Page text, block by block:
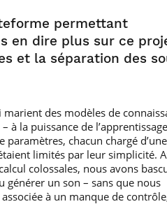
permettant
en dire plus sur ce
et la séparation des
des modèles de
à la puissance de
chacun chargé d’une
limités par leur simplicité.
colossales, nous avons
générer un son – sans que nous
à un manque de